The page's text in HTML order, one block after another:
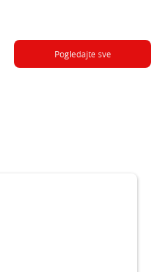
Pogledajte sve